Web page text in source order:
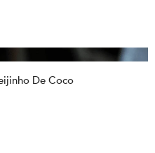
De Coco